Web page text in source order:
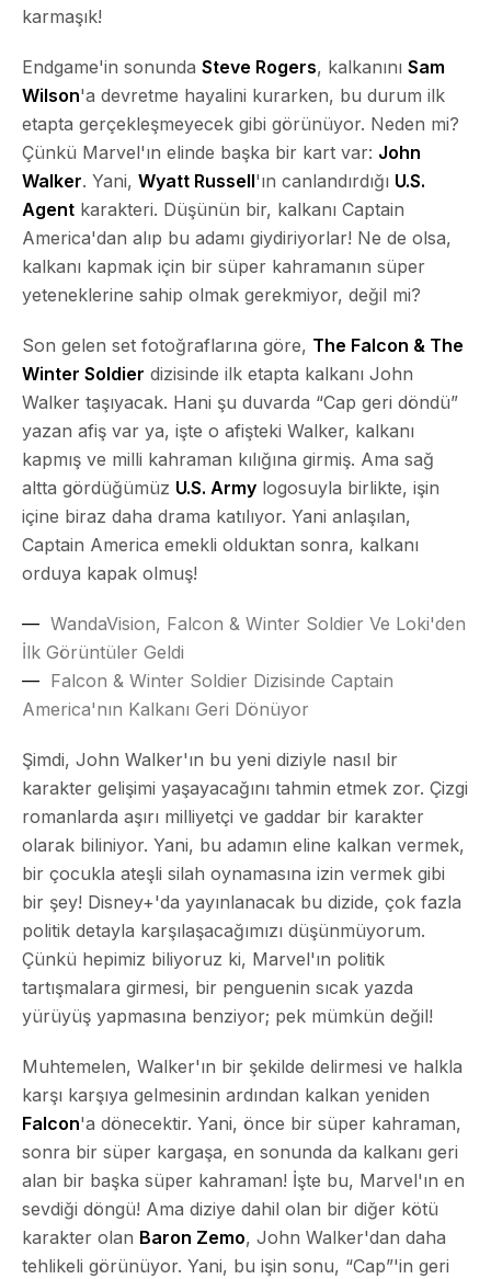
karmaşık!
Endgame'in sonunda Steve Rogers, kalkanını Sam
Wilson'a devretme hayalini kurarken, bu durum ilk
etapta gerçekleşmeyecek gibi görünüyor. Neden mi?
Çünkü Marvel'ın elinde başka bir kart var: John
Walker. Yani, Wyatt Russell'ın canlandırdığı U.S.
Agent karakteri. Düşünün bir, kalkanı Captain
America'dan alıp bu adamı giydiriyorlar! Ne de olsa,
kalkanı kapmak için bir süper kahramanın süper
yeteneklerine sahip olmak gerekmiyor, değil mi?
Son gelen set fotoğraflarına göre, The Falcon & The
Winter Soldier dizisinde ilk etapta kalkanı John
Walker taşıyacak. Hani şu duvarda “Cap geri döndü”
yazan afiş var ya, işte o afişteki Walker, kalkanı
kapmış ve milli kahraman kılığına girmiş. Ama sağ
altta gördüğümüz U.S. Army logosuyla birlikte, işin
içine biraz daha drama katılıyor. Yani anlaşılan,
Captain America emekli olduktan sonra, kalkanı
orduya kapak olmuş!
WandaVision, Falcon & Winter Soldier Ve Loki'den
İlk Görüntüler Geldi
Falcon & Winter Soldier Dizisinde Captain
America'nın Kalkanı Geri Dönüyor
Şimdi, John Walker'ın bu yeni diziyle nasıl bir
karakter gelişimi yaşayacağını tahmin etmek zor. Çizgi
romanlarda aşırı milliyetçi ve gaddar bir karakter
olarak biliniyor. Yani, bu adamın eline kalkan vermek,
bir çocukla ateşli silah oynamasına izin vermek gibi
bir şey! Disney+'da yayınlanacak bu dizide, çok fazla
politik detayla karşılaşacağımızı düşünmüyorum.
Çünkü hepimiz biliyoruz ki, Marvel'ın politik
tartışmalara girmesi, bir penguenin sıcak yazda
yürüyüş yapmasına benziyor; pek mümkün değil!
Muhtemelen, Walker'ın bir şekilde delirmesi ve halkla
karşı karşıya gelmesinin ardından kalkan yeniden
Falcon'a dönecektir. Yani, önce bir süper kahraman,
sonra bir süper kargaşa, en sonunda da kalkanı geri
alan bir başka süper kahraman! İşte bu, Marvel'ın en
sevdiği döngü! Ama diziye dahil olan bir diğer kötü
karakter olan Baron Zemo, John Walker'dan daha
tehlikeli görünüyor. Yani, bu işin sonu, “Cap”'in geri